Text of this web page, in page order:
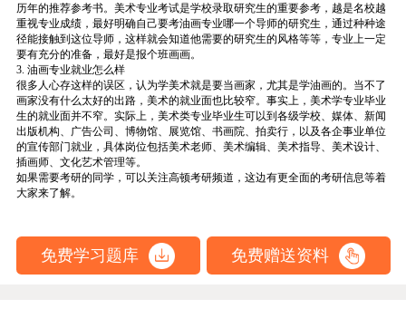
历年的推荐参考书。美术专业考试是学校录取研究生的重要参考，越是名校越
重视专业成绩，最好明确自己要考油画专业哪一个导师的研究生，通过种种途
径能接触到这位导师，这样就会知道他需要的研究生的风格等等，专业上一定
要有充分的准备，最好是报个班画画。
3. 油画专业就业怎么样
很多人心存这样的误区，认为学美术就是要当画家，尤其是学油画的。当不了
画家没有什么太好的出路，美术的就业面也比较窄。事实上，美术学专业毕业
生的就业面并不窄。实际上，美术类专业毕业生可以到各级学校、媒体、新闻
出版机构、广告公司、博物馆、展览馆、书画院、拍卖行，以及各企事业单位
的宣传部门就业，具体岗位包括美术老师、美术编辑、美术指导、美术设计、
插画师、文化艺术管理等。
如果需要考研的同学，可以关注高顿考研频道，这边有更全面的考研信息等着
大家来了解。
免费学习题库 免费赠送资料